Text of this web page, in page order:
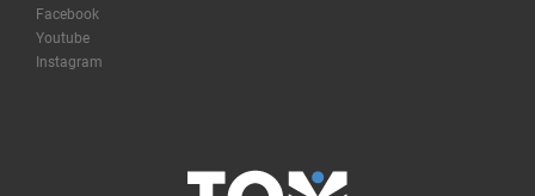
Facebook
Youtube
Instagram